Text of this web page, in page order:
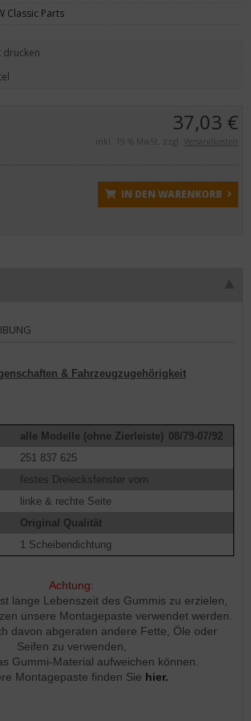
37,03 €
inkl. 19 % MwSt. zzgl. Versandkosten
IN DEN WARENKORB
Classic Parts
& Fahrzeugzugehörigkeit
alle Modelle (ohne Zierleiste) 08/79-07/92
251 837 625
festes Dreiecksfenster vorn
linke & rechte Seite
Original Qualität
1 Scheibendichtung
Achtung:
lange Lebenszeit des Gummis zu erzielen,
unsere Montagepaste verwendet werden.
davon abgeraten andere Fette, Öle oder
Seifen zu verwenden,
Gummi-Material aufweichen können.
Montagepaste finden Sie hier.